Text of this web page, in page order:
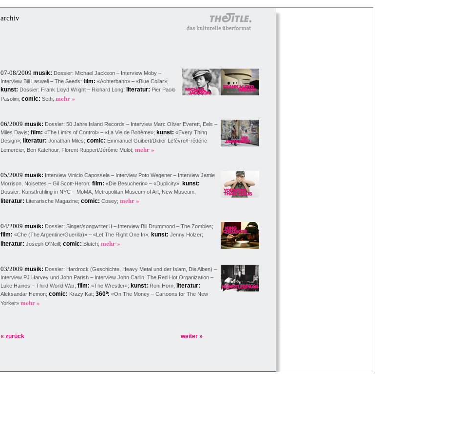
archiv
07-08/2009 musik: Dossier: Michael Jackson – Interview Moby –
Interview Bill Laswell – The Seeds; film: «Achterbahn» – «Blue Collar»;
kunst: Dossier: Frank Lloyd Wright – Richard Long; literatur: Pier Paolo
Pasolini; comic: Seth; mehr »
06/2009 musik: Dossier: 50 Jahre Island Records – Interview Marc Oliver Everett, Eels –
Miles Davis; film: «The Limits of Control» – «La Vie de Bohème»; kunst: «Every Thing
Design»; literatur: Jonathan Miles; comic: Emmanuel Guibert/Didier Lefèvre/Frédéric
Lemercier, Ben Katchour, Florent Ruppert/Jérôme Mulot; mehr »
05/2009 musik: Interview Vinicio Capossela – Interview Poto Wegener – Interview Jamie
Morrison, Noisettes – Gil Scott-Heron; film: «Die Besucherin» – «Duplicity»; kunst:
Dossier: Kunstfrühling in NYC – MoMA, Metropolitan Museum of Art, New Museum;
literatur: Literarische Magazine; comic: Cosey; mehr »
04/2009 musik: Dossier: Singer/songwriter II – Interview Bill Drummond – The Zombies;
film: «Che (The Argentine/Guerilla)» – «Let The Right One In»; kunst: Jenny Holzer;
literatur: Joseph O'Neill; comic: Blutch; mehr »
03/2009 musik: Dossier: Hardrock (Geschichte, Heavy Metal und der Islam, Die Alben) –
Interview PJ Harvey und John Parish – Interview John Carlin, The Red Hot Organization –
Luke Haines – Third World War; film: «The Wrestler»; kunst: Roni Horn; literatur:
Aleksandar Hemon; comic: Krazy Kat; 360º: «On The Money – Cartoons for The New
Yorker» mehr »
« zurück weiter »